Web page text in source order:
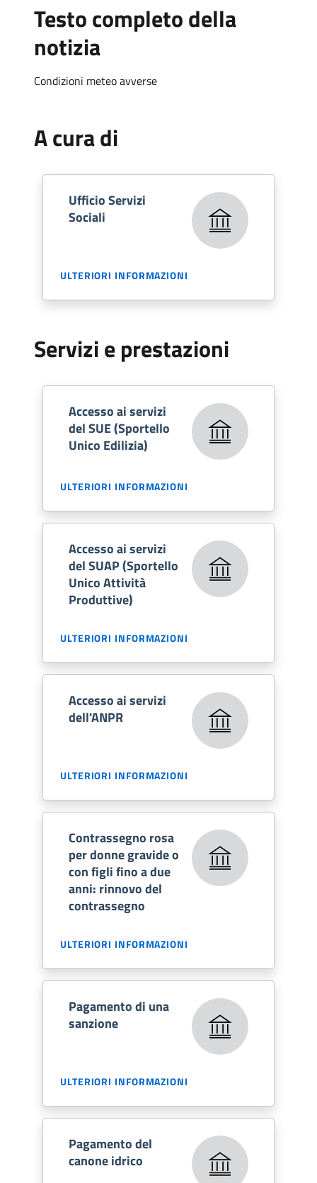
Testo completo della
notizia
Condizioni meteo avverse
A cura di
Ufficio Servizi
Sociali
ULTERIORI INFORMAZIONI
Servizi e prestazioni
Accesso ai servizi
del SUE (Sportello
Unico Edilizia)
ULTERIORI INFORMAZIONI
Accesso ai servizi
del SUAP (Sportello
Unico Attività
Produttive)
ULTERIORI INFORMAZIONI
Accesso ai servizi
dell'ANPR
ULTERIORI INFORMAZIONI
Contrassegno rosa
per donne gravide o
con figli fino a due
anni: rinnovo del
contrassegno
ULTERIORI INFORMAZIONI
Pagamento di una
sanzione
ULTERIORI INFORMAZIONI
Pagamento del
canone idrico